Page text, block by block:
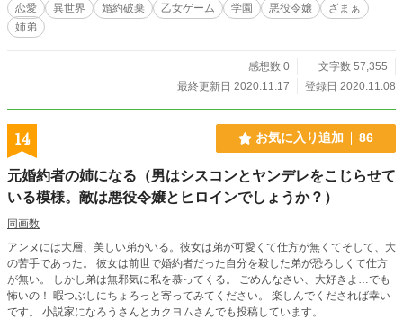
恋愛 異世界 婚約破棄 乙女ゲーム 学園 悪役令嬢
ざまぁ
姉弟
感想数 0
文字数 57,355
最終更新日 2020.11.17
登録日 2020.11.08
14 お気に入り追加 86
元婚約者の姉になる（男はシスコンとヤンデレをこじらせて
いる模様。敵は悪役令嬢とヒロインでしょうか？）
同画数
アンヌには大層、美しい弟がいる。彼女は弟が可愛くて仕方が無くてそして、大
の苦手であった。 彼女は前世で婚約者だった自分を殺した弟が恐ろしくて仕方
が無い。 しかし弟は無邪気に私を慕ってくる。 ごめんなさい、大好きよ…でも
怖いの！ 暇つぶしにちょろっと寄ってみてください。 楽しんでくだされば幸い
です。 小説家になろうさんとカクヨムさんでも投稿しています。